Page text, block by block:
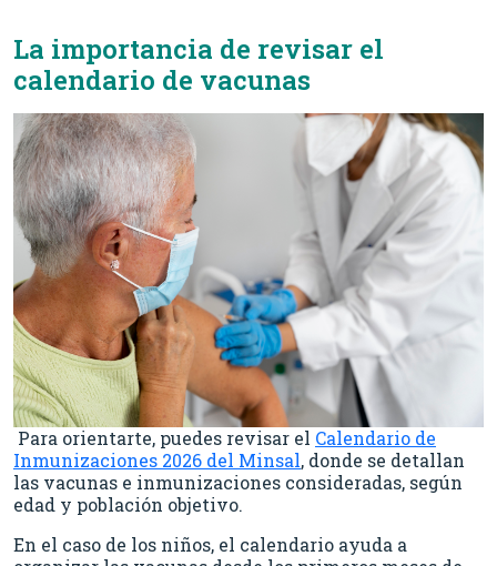
La importancia de revisar el
calendario de vacunas
Para orientarte, puedes revisar el Calendario de
Inmunizaciones 2026 del Minsal, donde se detallan
las vacunas e inmunizaciones consideradas, según
edad y población objetivo.
En el caso de los niños, el calendario ayuda a